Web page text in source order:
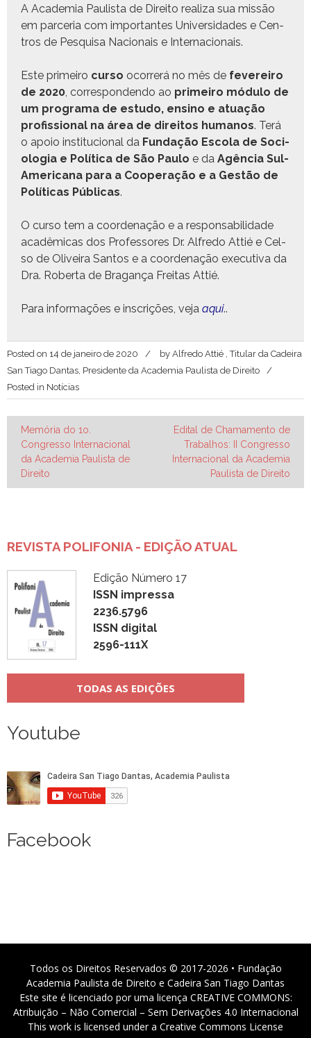
A Acad­e­mia Paulista de Dire­ito real­iza sua mis­são
em parce­ria com impor­tantes Uni­ver­si­dades e Cen­
tros de Pesquisa Nacionais e Internacionais.
Este primeiro cur­so ocor­rerá no mês de fevereiro
de 2020, cor­re­spon­den­do ao primeiro módu­lo de
um pro­gra­ma de estu­do, ensi­no e atu­ação
profis­sion­al na área de dire­itos humanos. Terá
o apoio insti­tu­cional da Fun­dação Esco­la de Soci­
olo­gia e Políti­ca de São Paulo e da Agên­cia Sul-
Amer­i­cana para a Coop­er­ação e a Gestão de
Políti­cas Públi­cas.
O cur­so tem a coor­de­nação e a respon­s­abil­i­dade
acadêmi­cas dos Pro­fes­sores Dr. Alfre­do Attié e Cel­
so de Oliveira San­tos e a coor­de­nação exec­u­ti­va da
Dra. Rober­ta de Bra­gança Fre­itas Attié.
Para infor­mações e inscrições, veja aqui..
Posted on 14 de janeiro de 2020 by Alfredo Attié , Titular da Cadeira
San Tiago Dantas, Presidente da Academia Paulista de Direito
Posted in Notícias
Navegação
de
Post
Memória do 1o.
Congresso Internacional
da Academia Paulista de
Direito
Edital de Chamamento de
Trabalhos: II Congresso
Internacional da Academia
Paulista de Direito
REVISTA POLIFONIA - EDIÇÃO ATUAL
Edição Número 17
ISSN impressa
2236.5796
ISSN digital
2596-111X
TODAS AS EDIÇÕES
Youtube
Facebook
Todos os Direitos Reservados © 2017-2026 • Fundação
Academia Paulista de Direito e Cadeira San Tiago Dantas
Este site é licenciado por uma licença CREATIVE COMMONS:
Atribuição – Não Comercial – Sem Derivações 4.0 Internacional
This work is licensed under a Creative Commons License